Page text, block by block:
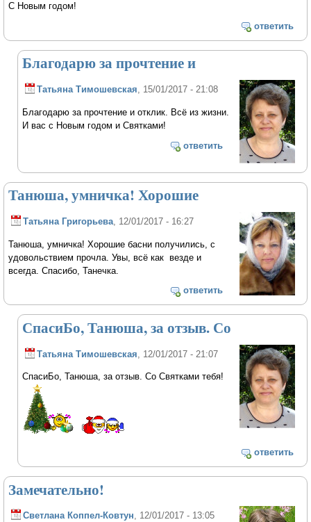
С Новым годом!
ответить
Благодарю за прочтение и
Татьяна Тимошевская, 15/01/2017 - 21:08
Благодарю за прочтение и отклик. Всё из жизни.
И вас с Новым годом и Святками!
ответить
Танюша, умничка! Хорошие
Татьяна Григорьева , 12/01/2017 - 16:27
Танюша, умничка! Хорошие басни получились, с
удовольствием прочла. Увы, всё как везде и
всегда. Спасибо, Танечка.
ответить
СпасиБо, Танюша, за отзыв. Со
Татьяна Тимошевская , 12/01/2017 - 21:07
СпасиБо, Танюша, за отзыв. Со Святками тебя!
ответить
Замечательно!
Светлана Коппел-Ковтун, 12/01/2017 - 13:05